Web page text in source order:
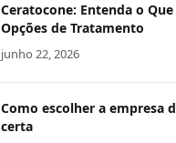
Ceratocone: Entenda o Que
Opções de Tratamento
junho 22, 2026
Como escolher a empresa
certa